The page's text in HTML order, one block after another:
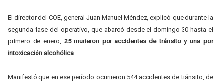
El director del COE, general Juan Manuel Méndez, explicó que durante la
segunda fase del operativo, que abarcó desde el domingo 30 hasta el
primero de enero, 25 murieron por accidentes de tránsito y una por
intoxicación alcohólica.
Manifestó que en ese período ocurrieron 544 accidentes de tránsito, de